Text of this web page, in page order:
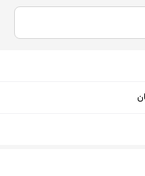
۱۷:۳۰ تا ۲۳:۴۵
۱۷:۳۰ تا ۲۳:۴۵